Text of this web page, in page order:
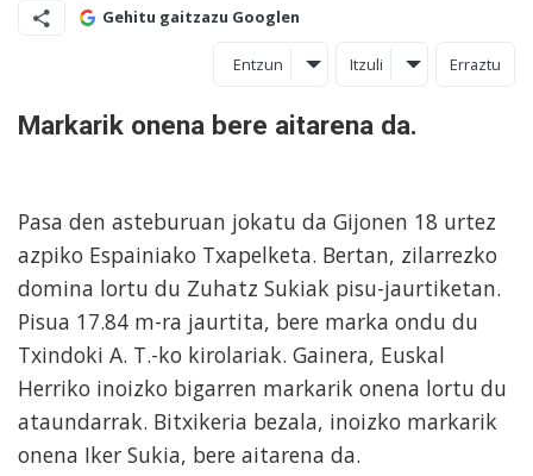
Gehitu gaitzazu Googlen
Entzun Itzuli Erraztu
Markarik onena bere aitarena da.
Pasa den asteburuan jokatu da Gijonen 18 urtez
azpiko Espainiako Txapelketa. Bertan, zilarrezko
domina lortu du Zuhatz Sukiak pisu-jaurtiketan.
Pisua 17.84 m-ra jaurtita, bere marka ondu du
Txindoki A. T.-ko kirolariak. Gainera, Euskal
Herriko inoizko bigarren markarik onena lortu du
ataundarrak. Bitxikeria bezala, inoizko markarik
onena Iker Sukia, bere aitarena da.